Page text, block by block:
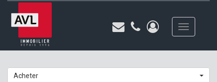
Toggle
navigation
Acheter